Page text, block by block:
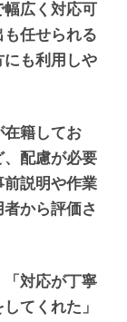
広く対応可
任せられる
も利用しや
在籍してお
、配慮が必要
説明や作業
から評価さ
対応が丁寧
てくれた」